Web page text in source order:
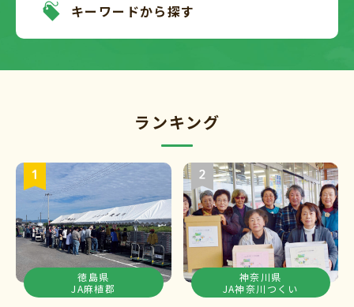
キーワードから探す
ランキング
徳島県
JA麻植郡
神奈川県
JA神奈川つくい